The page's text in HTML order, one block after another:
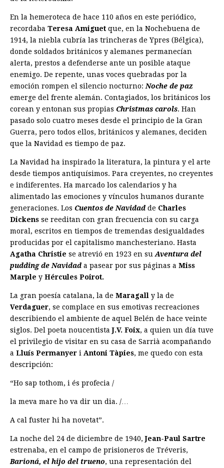
En la hemeroteca de hace 110 años en este periódico,
recordaba Teresa Amiguet que, en la Nochebuena de
1914, la niebla cubría las trincheras de Ypres (Bélgica),
donde soldados británicos y alemanes permanecían
alerta, prestos a defenderse ante un posible ataque
enemigo. De repente, unas voces quebradas por la
emoción rompen el silencio nocturno: Noche de paz
emerge del frente alemán. Contagiados, los británicos los
corean y entonan sus propias Christmas carols. Han
pasado solo cuatro meses desde el principio de la Gran
Guerra, pero todos ellos, británicos y alemanes, deciden
que la Navidad es tiempo de paz.
La Navidad ha inspirado la literatura, la pintura y el arte
desde tiempos antiquísimos. Para creyentes, no creyentes
e indiferentes. Ha marcado los calendarios y ha
alimentado las emociones y vínculos humanos durante
generaciones. Los Cuentos de Navidad de Charles
Dickens se reeditan con gran frecuencia con su carga
moral, escritos en tiempos de tremendas desigualdades
producidas por el capitalismo manchesteriano. Hasta
Agatha Christie se atrevió en 1923 en su Aventura del
pudding de Navidad a pasear por sus páginas a Miss
Marple y Hércules Poirot.
La gran poesía catalana, la de Maragall y la de
Verdaguer, se complace en sus emotivas recreaciones
describiendo el ambiente de aquel Belén de hace veinte
siglos. Del poeta noucentistaJ.V. Foix, a quien un día tuve
el privilegio de visitar en su casa de Sarrià acompañando
a Lluís Permanyer i Antoni Tàpies, me quedo con esta
descripción:
“Ho sap tothom, i és profecia /
la meva mare ho va dir un dia. /…
A cal fuster hi ha novetat”.
La noche del 24 de diciembre de 1940,Jean-Paul Sartre
estrenaba, en el campo de prisioneros de Tréveris,
Barioná, el hijo del trueno, una representación del